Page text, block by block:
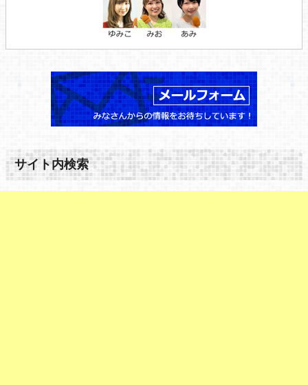
サイト内検索